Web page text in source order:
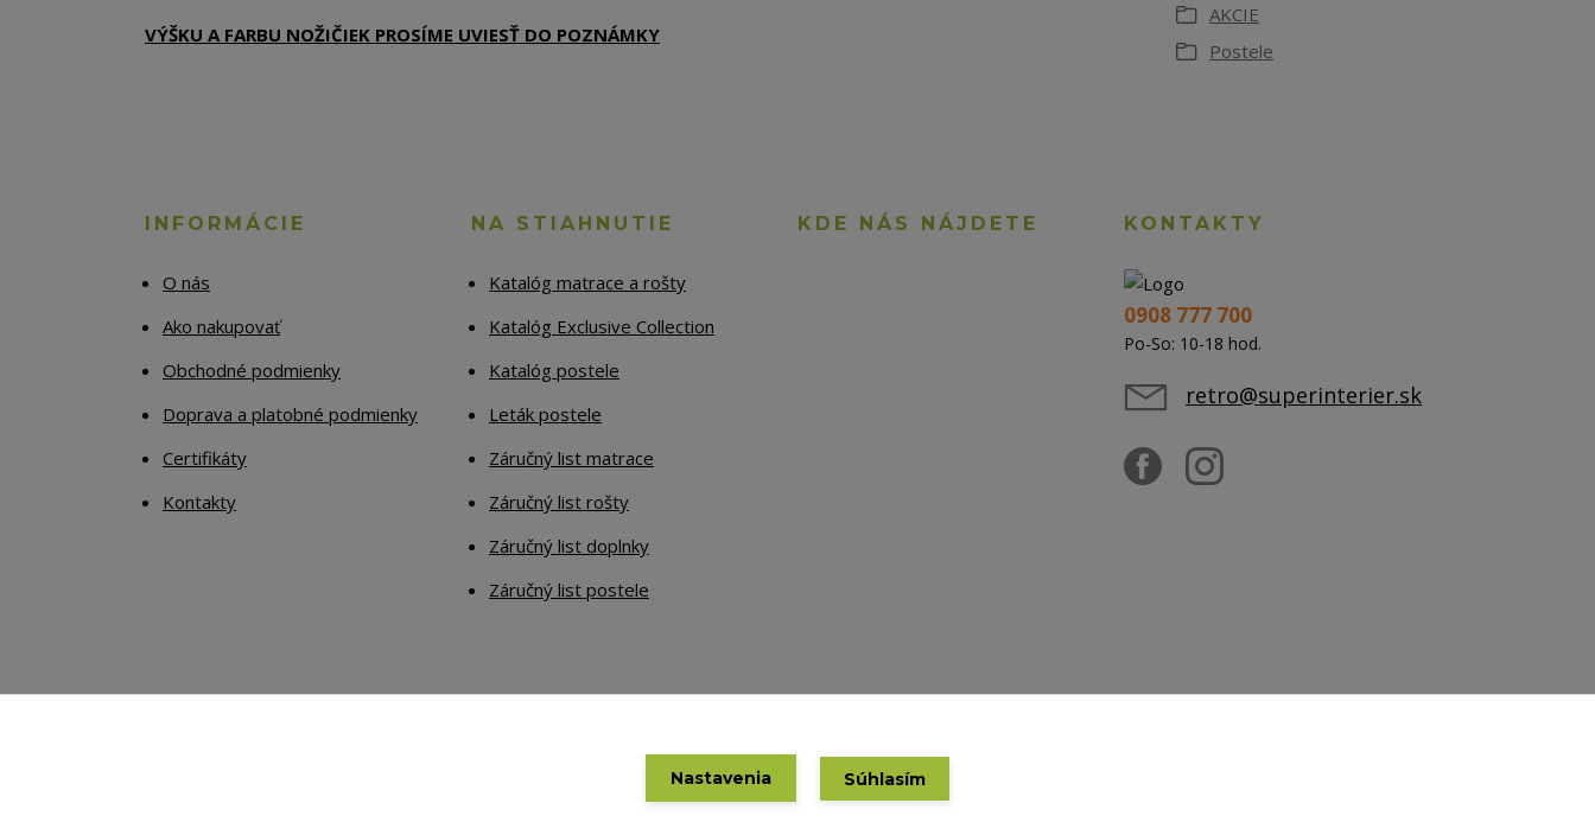
VÝŠKU A FARBU NOŽIČIEK PROSÍME UVIESŤ DO POZNÁMKY
AKCIE
Postele
INFORMÁCIE
O nás
Ako nakupovať
Obchodné podmienky
Doprava a platobné podmienky
Certifikáty
Kontakty
NA STIAHNUTIE
Katalóg matrace a rošty
Katalóg Exclusive Collection
Katalóg postele
Leták postele
Záručný list matrace
Záručný list rošty
Záručný list doplnky
Záručný list postele
KDE NÁS NÁJDETE KONTAKTY
0908 777 700
Po-So: 10-18 hod.
retro@superinterier.sk
Vytvorené na
Nastavenia Súhlasím